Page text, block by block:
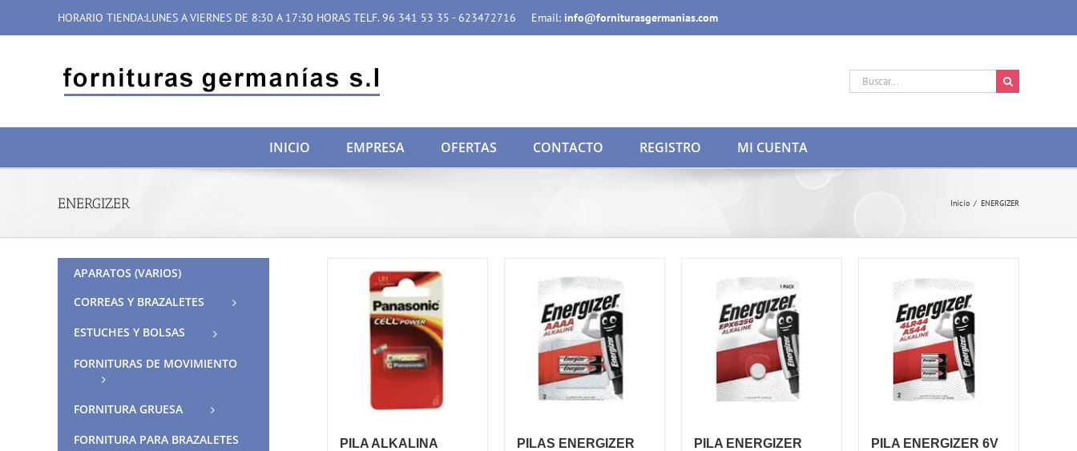
contenido
HORARIO TIENDA:LUNES A VIERNES DE 8:30 A 17:30 HORAS TELF. 96 341 53 35 - 623472716 Email: info@forniturasgermanias.com
Buscar:
INICIO EMPRESA OFERTAS CONTACTO REGISTRO MI CUENTA
ENERGIZER Inicio / ENERGIZER
PILA ALKALINA
PILAS ENERGIZER
PILA ENERGIZER
PILA ENERGIZER 6V
APARATOS (VARIOS)
CORREAS Y BRAZALETES
ESTUCHES Y BOLSAS
FORNITURAS DE MOVIMIENTO
FORNITURA GRUESA
FORNITURA PARA BRAZALETES